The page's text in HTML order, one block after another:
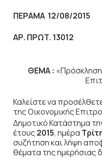
ΠΕΡΑΜΑ 12/08/2015
ΑΡ. ΠΡΩΤ. 13012
ΘΕΜΑ :
Καλείστε να
της Οικονομικής
Δημοτικό Κατάστημα
έτους 2015, ημέρα
συζήτησηκαι λήψη
θέματα της ημερήσιας